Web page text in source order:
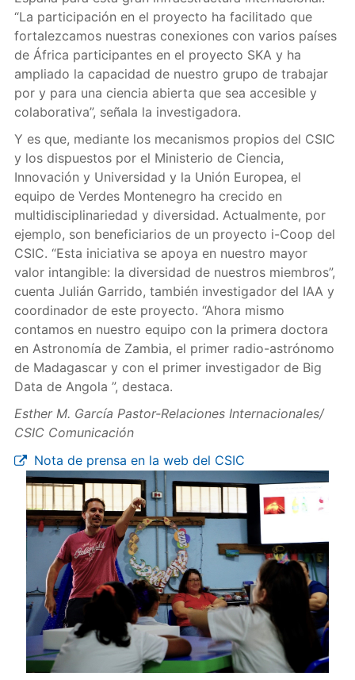
“La participación en el proyecto ha facilitado que
fortalezcamos nuestras conexiones con varios países
de África participantes en el proyecto SKA y ha
ampliado la capacidad de nuestro grupo de trabajar
por y para una ciencia abierta que sea accesible y
colaborativa”, señala la investigadora.
Y es que, mediante los mecanismos propios del CSIC
y los dispuestos por el Ministerio de Ciencia,
Innovación y Universidad y la Unión Europea, el
equipo de Verdes Montenegro ha crecido en
multidisciplinariedad y diversidad. Actualmente, por
ejemplo, son beneficiarios de un proyecto i-Coop del
CSIC. “Esta iniciativa se apoya en nuestro mayor
valor intangible: la diversidad de nuestros miembros”,
cuenta Julián Garrido, también investigador del IAA y
coordinador de este proyecto. “Ahora mismo
contamos en nuestro equipo con la primera doctora
en Astronomía de Zambia, el primer radio-astrónomo
de Madagascar y con el primer investigador de Big
Data de Angola ”, destaca.
Esther M. García Pastor-Relaciones Internacionales/
CSIC Comunicación
Nota de prensa en la web del CSIC